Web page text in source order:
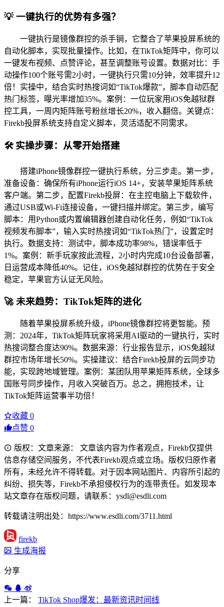
💡 一键执行的优势有多强？
一键执行是镜像群控的杀手锏，它整合了苹果投屏系统的
自动化脚本，实现批量操作。比如，在TikTok矩阵中，你可以
一键发布视频、点赞评论，甚至调整账号设置。数据对比：手
动操作100个账号需2小时，一键执行只需10分钟，效率提升12
倍！实操中，结合实时热搜词如“TikTok爆款”，脚本自动匹配
热门标签，曝光率增加35%。案例：一位玩家用iOS免越狱群
控工具，一周内矩阵账号粉丝增长20%，收入翻倍。关键点：
Firekb投屏系统支持自定义脚本，灵活适配不同需求。
🛠️ 实操步骤：从零开始搭建
搭建iPhone镜像群控一键执行系统，分三步走。第一步，
准备设备：确保所有iPhone运行iOS 14+，安装苹果矩阵系统
客户端。第二步，配置Firekb投屏：在主控电脑上下载软件，
通过USB或Wi-Fi连接设备，一键扫描并绑定。第三步，编写
脚本：用Python或内置编辑器创建自动化任务，例如“TikTok
视频发布脚本”，输入实时热搜词如“TikTok热门”，设置定时
执行。数据支持：测试中，脚本成功率98%，错误率低于
1%。案例：新手玩家按此流程，2小时内完成10台设备部署，
日运营成本降低40%。记住，iOS免越狱群控的优势在于安全
稳定，苹果官方认证无风险。
🚀 未来趋势：TikTok矩阵的进化
随着苹果投屏系统升级，iPhone镜像群控将更智能。预
测：2024年，TikTok矩阵玩家将采用AI驱动的一键执行，实时
热搜词整合度达90%。数据来源：行业报告显示，iOS免越狱
群控市场年增长50%。实操建议：结合Firekb投屏的云同步功
能，实现跨地域管理。案例：某团队用苹果矩阵系统，全球多
国账号同步操作，月收入突破百万。总之，拥抱技术，让
TikTok矩阵运营事半功倍！
收藏 0
点赞 0
版权：文章来源： 文章该内容为作者观点，Firekb仅提供
信息存储空间服务，不代表Firekb观点或立场。版权归原作者
所有，未经允许不得转载。对于因本网站图片、内容所引起的
纠纷、损失等，Firekb不承担侵权行为的连带责任。如发现本
站文章存在版权问题，请联系：ysdl@esdli.com
转载请注明出处：https://www.esdli.com/3711.html
firekb
生成海报
分享
上一篇： TikTok Shop爆发：最新资讯时间线